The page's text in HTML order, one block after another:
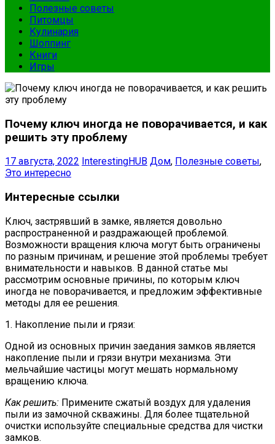
Полезные советы
Питомцы
Кулинария
Шоппинг
Книги
Игры
Почему ключ иногда не поворачивается, и как
решить эту проблему
17 августа, 2022 InterestingHUB Дом, Полезные советы,
Это интересно
Интересные ссылки
Ключ, застрявший в замке, является довольно
распространенной и раздражающей проблемой.
Возможности вращения ключа могут быть ограничены
по разным причинам, и решение этой проблемы требует
внимательности и навыков. В данной статье мы
рассмотрим основные причины, по которым ключ
иногда не поворачивается, и предложим эффективные
методы для ее решения.
1. Накопление пыли и грязи:
Одной из основных причин заедания замков является
накопление пыли и грязи внутри механизма. Эти
мельчайшие частицы могут мешать нормальному
вращению ключа.
Как решить: Примените сжатый воздух для удаления
пыли из замочной скважины. Для более тщательной
очистки используйте специальные средства для чистки
замков.